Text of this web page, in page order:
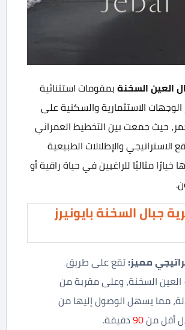
العين السخنةبمقومات استثنائية
الوجهات الاستثمارية والسكنية على
حيث جمعت بين التخطيط العمراني
الاستراتيجي والإطلالات الطبيعية
خيارًا مثاليًا للراغبين في حياة راقية أو
جبال السخنة بايونيرز
مميز:تقع على طريق
العين السخنة، وعلى مقربة من
مما يسهل الوصول إليها من
أقل من90دقيقة.